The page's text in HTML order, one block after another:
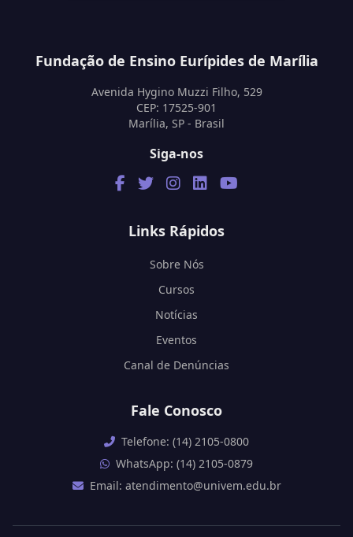
Fundação de Ensino Eurípides de Marília
Avenida Hygino Muzzi Filho, 529
CEP: 17525-901
Marília, SP - Brasil
Siga-nos
Links Rápidos
Sobre Nós
Cursos
Notícias
Eventos
Canal de Denúncias
Fale Conosco
Telefone: (14) 2105-0800
WhatsApp: (14) 2105-0879
Email: atendimento@univem.edu.br